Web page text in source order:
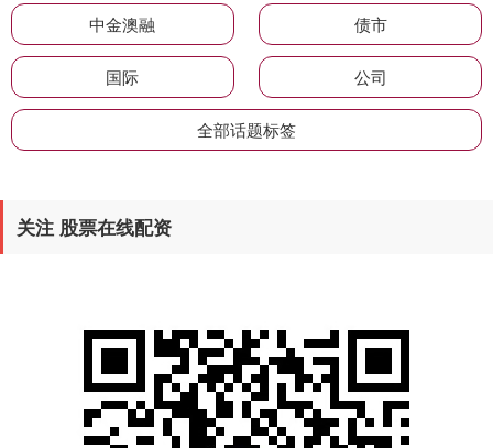
中金澳融 债市
国际 公司
全部话题标签
关注 股票在线配资